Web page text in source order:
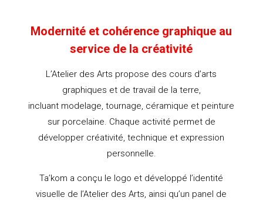
Modernité et cohérence graphique au
service de la créativité
L’Atelier des Arts propose des cours d’arts
graphiques et de travail de la terre,
incluant modelage, tournage, céramique et peinture
sur porcelaine. Chaque activité permet de
développer créativité, technique et expression
personnelle.
Ta’kom a conçu le logo et développé l’identité
visuelle de l’Atelier des Arts, ainsi qu’un panel de